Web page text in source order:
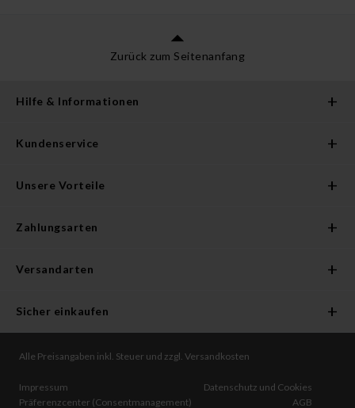
Zurück zum Seitenanfang
Hilfe & Informationen
Kundenservice
Unsere Vorteile
Zahlungsarten
Versandarten
Sicher einkaufen
Alle Preisangaben inkl. Steuer und zzgl. Versandkosten
Impressum
Datenschutz und Cookies
Präferenzcenter (Consentmanagement)
AGB